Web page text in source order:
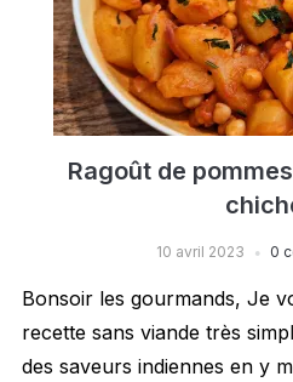
Ragoût de
10 avril 2023 0
Bonsoir les gourmands, Je
recette sans viande très
des saveurs indiennes en y